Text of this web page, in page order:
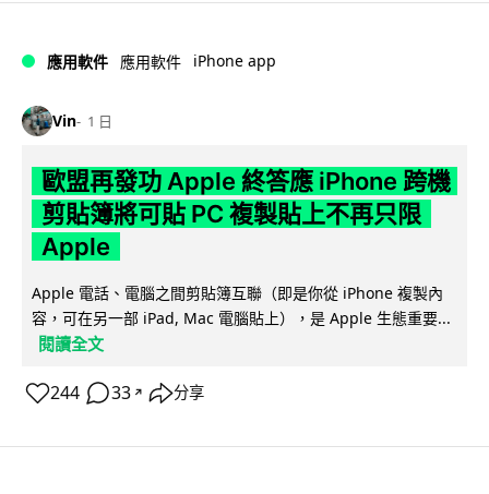
應用軟件 應用軟件 iPhone app
Vin 1 日
歐盟再發功 Apple 終答應 iPhone 跨機
剪貼簿將可貼 PC 複製貼上不再只限
Apple
Apple 電話、電腦之間剪貼簿互聯（即是你從 iPhone 複製內
容，可在另一部 iPad, Mac 電腦貼上），是 Apple 生態重要...
閱讀全文
244 33 ↗ 分享